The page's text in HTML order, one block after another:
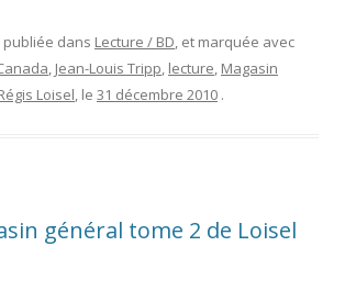
dans Lecture / BD, et marquée avec
, Jean-Louis Tripp, lecture, Magasin
Loisel, le 31 décembre 2010 .
général tome 2 de Loisel